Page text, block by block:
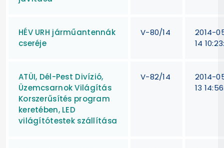
HÉV URH járműantennák
cseréje
V-80/14
2014-
14
ATÜI, Dél-Pest Divízió,
Üzemcsarnok Világítás
Korszerűsítés program
keretében, LED
világítótestek szállítása
V-82/14
2014-
13